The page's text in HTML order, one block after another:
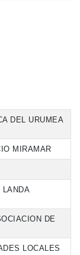
DEL URUMEA
MIRAMAR
LANDA
DE
LOCALES